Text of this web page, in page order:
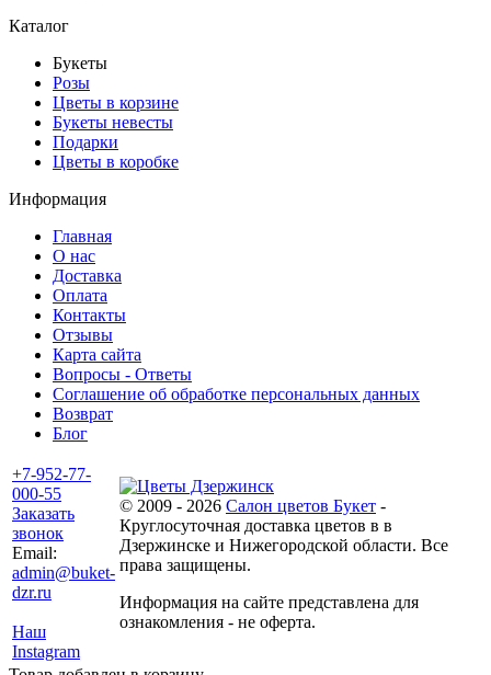
Каталог
Букеты
Розы
Цветы в корзине
Букеты невесты
Подарки
Цветы в коробке
Информация
Главная
О нас
Доставка
Оплата
Контакты
Отзывы
Карта сайта
Вопросы - Ответы
Соглашение об обработке персональных данных
Возврат
Блог
+7-952-77-
000-55
Заказать
звонок
Email:
admin@buket-
dzr.ru
Наш
Instagram
© 2009 - 2026 Салон цветов Букет -
Круглосуточная доставка цветов в в
Дзержинске и Нижегородской области. Все
права защищены.
Информация на сайте представлена для
ознакомления - не оферта.